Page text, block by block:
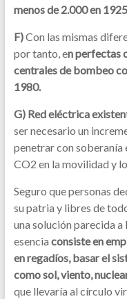
menos de 2.000 en
F)Con las mismas
por tanto, en perfectas
centrales de bombeo
1980.
G) Red eléctrica
ser necesario un
penetrar con soberanía
CO2 en la movilidad y
Seguro que personas
su patria y libres de
una solución parecida a
esencia consiste en
en regadíos, basar el
como sol, viento,
que llevaría al círculo